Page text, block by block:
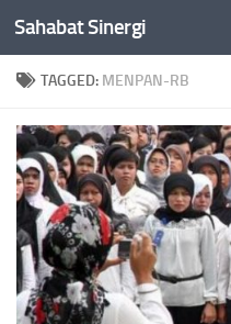
Skip to content
Sahabat Sinergi
TAGGED: MENPAN-RB